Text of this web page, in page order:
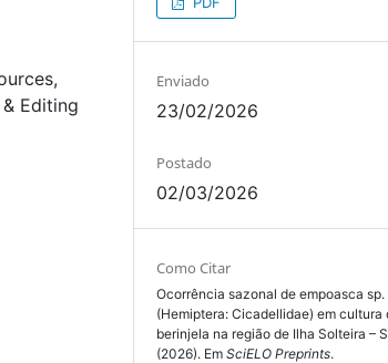
Editing
Enviado
23/02/2026
Postado
02/03/2026
Como Citar
Ocorrência sazonal de empoasca sp.
(Hemiptera: Cicadellidae) em cultura
berinjela na região de Ilha Solteira –
(2026). EmSciELO Preprints.